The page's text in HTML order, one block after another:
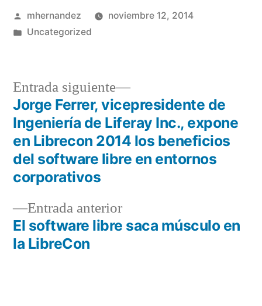
Publicado
por
mhernandez
noviembre 12, 2014
Publicado
Uncategorized
Navegación
de
entradas
Entrada anteriorEntrada
anterior:
El software libre saca músculo en
la LibreCon
Entrada siguiente
Entrada
siguiente:
Jorge Ferrer, vicepresidente de
Ingeniería de Liferay Inc., expone
en Librecon 2014 los beneficios
del software libre en entornos
corporativos